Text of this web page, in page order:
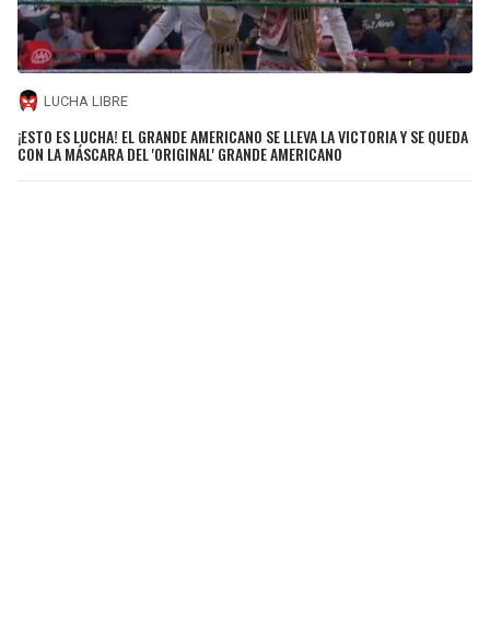
LUCHA LIBRE
¡ESTO ES LUCHA! EL GRANDE AMERICANO SE LLEVA LA VICTORIA Y SE QUEDA
CON LA MÁSCARA DEL 'ORIGINAL' GRANDE AMERICANO